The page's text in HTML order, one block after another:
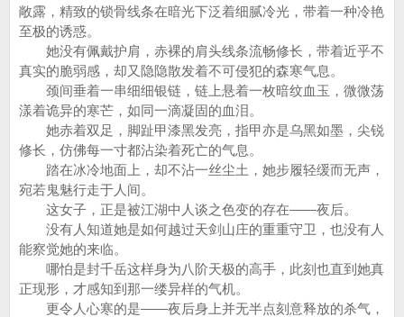
敞露，精致的锁骨线条在暗光下泛着细腻冷光，带着一种冷艳
至极的诱惑。
她没有佩戴护肩，赤裸的肩头线条流畅修长，带着近乎不
真实的脆弱感，却又隐隐散发着不可侵犯的森寒气息。
颈间垂着一串细细银链，链上悬着一枚暗纹血玉，微微荡
漾着诡异的寒芒，如同一滴凝固的血泪。
她赤着双足，脚趾甲漆黑发亮，指甲亦是乌黑如墨，尖锐
修长，仿佛每一寸都沾染着死亡的气息。
踏在冰冷地面上，却不沾一丝尘土，她步履轻缓而无声，
宛若鬼魅行走于人间。
这女子，正是被江湖中人谈之色变的存在——夜后。
没有人知道她是如何越过天剑山庄的重重守卫，也没有人
能察觉她的来临。
哪怕是封千岳这样身为八阶天极的高手，此刻也直到她真
正现形，才感知到那一缕异样的气机。
更令人心寒的是——夜后身上并无半点刻意释放的杀气，